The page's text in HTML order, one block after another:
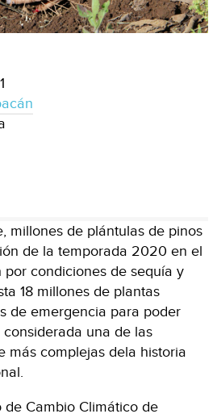
millones de plántulas de pinos
de la temporada 2020 en el
condiciones de sequía y
18 millones de plantas
de emergencia para poder
una de las
más complejas dela historia
de Cambio Climático de